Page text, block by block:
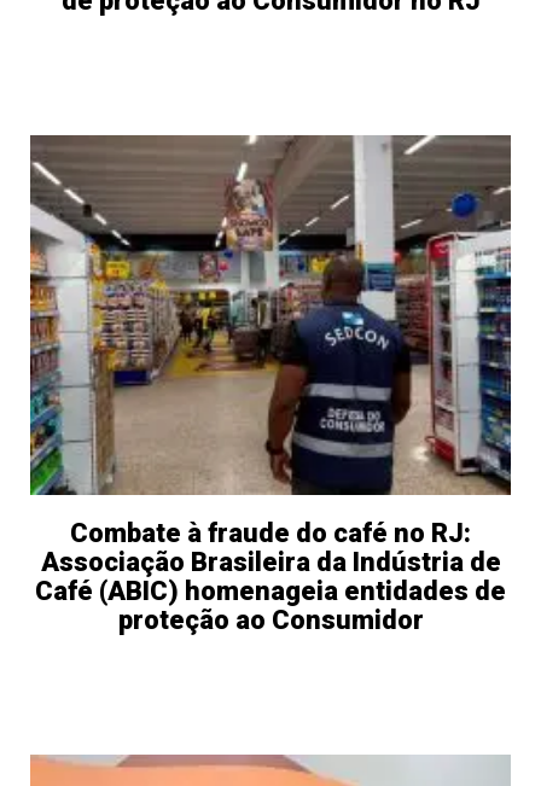
Combate à fraude do café no RJ:
Associação Brasileira da Indústria de
Café (ABIC) homenageia entidades de
proteção ao Consumidor